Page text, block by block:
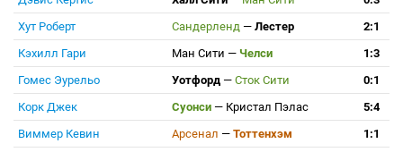
Хут Роберт
Сандерленд — Лестер
2:1
Кэхилл Гари
Ман Сити — Челси
1:3
Гомес Эурельо
Уотфорд — Сток Сити
0:1
Корк Джек
Суонси — Кристал Пэлас
5:4
Виммер Кевин
Арсенал — Тоттенхэм
1:1